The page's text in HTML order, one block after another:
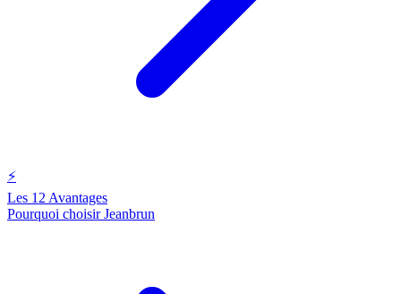
⚡
Les 12 Avantages
Pourquoi choisir Jeanbrun